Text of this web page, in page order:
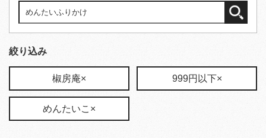
絞り込み
椒房庵× 999円以下×
めんたいこ×